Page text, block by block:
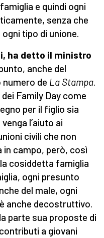
e quindi ogni
senza che
tipo di unione.
ha detto il ministro
anche del
de La Stampa.
Family Day come
per il figlio sia
l’aiuto ai
civili che non
in campo, però, così
cosiddetta famiglia
ogni presunto
del male, ogni
anche decostruttivo.
parte sua proposte di
a giovani